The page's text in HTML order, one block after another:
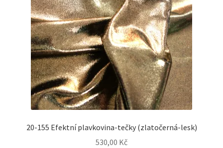
20-155 Efektní plavkovina-tečky (zlatočerná-lesk)
530,00 Kč